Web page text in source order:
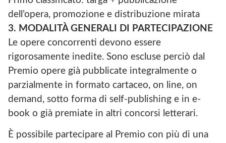
dell’opera, promozione e distribuzione mirata
3. MODALITÀ GENERALI DI PARTECIPAZIONE
Le opere concorrenti devono essere
rigorosamente inedite. Sono escluse perciò dal
Premio opere già pubblicate integralmente o
parzialmente in formato cartaceo, on line, on
demand, sotto forma di self-publishing e in e-
book o già premiate in altri concorsi letterari.
È possibile partecipare al Premio con più di una